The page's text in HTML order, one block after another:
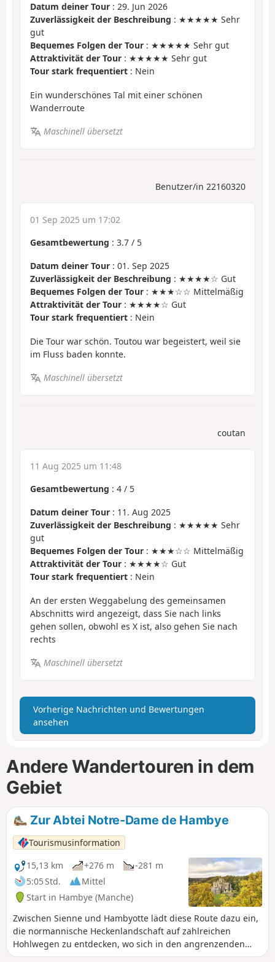
Datum deiner Tour : 29. Jun 2026
Zuverlässigkeit der Beschreibung : ★★★★★ Sehr
gut
Bequemes Folgen der Tour : ★★★★★ Sehr gut
Attraktivität der Tour : ★★★★★ Sehr gut
Tour stark frequentiert : Nein
Ein wunderschönes Tal mit einer schönen
Wanderroute
Maschinell übersetzt
Benutzer/in 22160320
01 Sep 2025 um 17:02
Gesamtbewertung : 3.7 / 5
Datum deiner Tour : 01. Sep 2025
Zuverlässigkeit der Beschreibung : ★★★★☆ Gut
Bequemes Folgen der Tour : ★★★☆☆ Mittelmäßig
Attraktivität der Tour : ★★★★☆ Gut
Tour stark frequentiert : Nein
Die Tour war schön. Toutou war begeistert, weil sie
im Fluss baden konnte.
Maschinell übersetzt
coutan
11 Aug 2025 um 11:48
Gesamtbewertung : 4 / 5
Datum deiner Tour : 11. Aug 2025
Zuverlässigkeit der Beschreibung : ★★★★★ Sehr
gut
Bequemes Folgen der Tour : ★★★☆☆ Mittelmäßig
Attraktivität der Tour : ★★★★☆ Gut
Tour stark frequentiert : Nein
An der ersten Weggabelung des gemeinsamen
Abschnitts wird angezeigt, dass Sie nach links
gehen sollen, obwohl es X ist, also gehen Sie nach
rechts
Maschinell übersetzt
Vorherige Nachrichten und Bewertungen
ansehen
Andere Wandertouren in dem
Gebiet
Zur Abtei Notre-Dame de Hambye
Tourismusinformation
15,13 km
+276 m
-281 m
5:05 Std.
Mittel
Start in Hambye (Manche)
Zwischen Sienne und Hambyotte lädt diese Route dazu ein,
die normannische Heckenlandschaft auf zahlreichen
Hohlwegen zu entdecken, wo sich in den angrenzenden
Wiesen die Prim'Holsteins-Kühe holländischer Herkunft mit